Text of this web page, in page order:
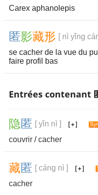
Carex aphanolepis
匿影藏形 [ nì yǐng
se cacher de la vue du
faire profil bas
Entrées contenant
隐匿 [ yǐn nì ]
couvrir /cacher
藏匿 [ cáng nì ]
cacher